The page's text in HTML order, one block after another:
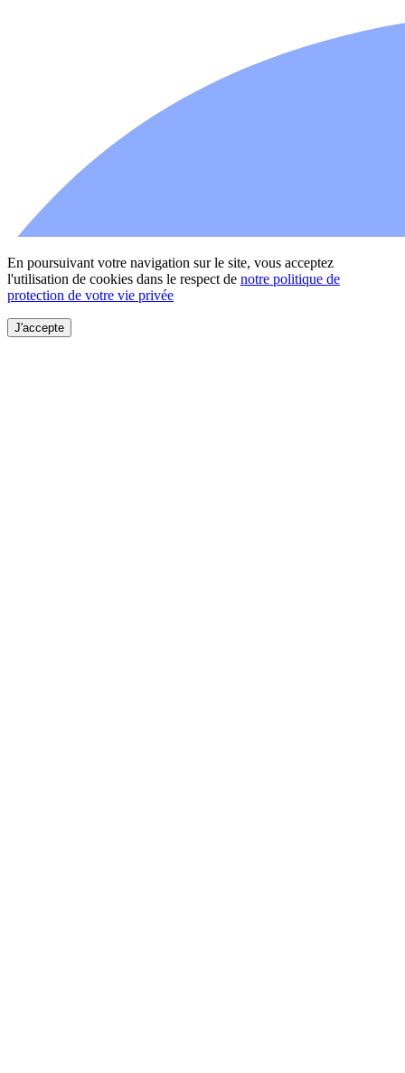
En poursuivant votre navigation sur le site, vous acceptez
l'utilisation de cookies dans le respect de notre politique de
protection de votre vie privée
J'accepte